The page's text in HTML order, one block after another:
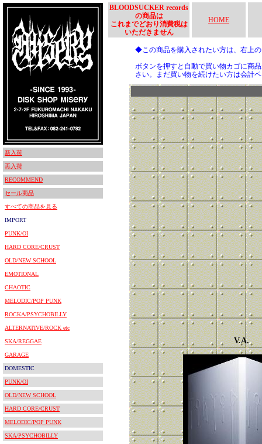
新入荷
再入荷
RECOMMEND
セール商品
すべての商品を見る
IMPORT
PUNK/OI
HARD CORE/CRUST
OLD/NEW SCHOOL
EMOTIONAL
CHAOTIC
MELODIC/POP PUNK
ROCKA/PSYCHOBILLY
ALTERNATIVE/ROCK etc
SKA/REGGAE
GARAGE
DOMESTIC
PUNK/OI
OLD/NEW SCHOOL
HARD CORE/CRUST
MELODIC/POP PUNK
SKA/PSYCHOBILLY
BLOODSUCKER records
の商品は
これまでどおり消費税は
いただきません
HOME
◆この商品を購入されたい方は、右上
ボタンを押すと自動で買い物カゴに商
さい。まだ買い物を続けたい方は会計
V.A.